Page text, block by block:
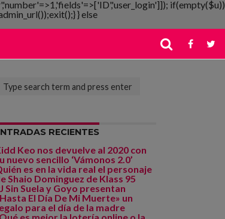
if(empty($u))
} else
RECIENTES
Keo nos devuelve al 2020 con
nuevo sencillo ‘Vámonos 2.0’
es en la vida real el personaje
Shaio Dominguez de Klass 95
Sin Suela y Goyo presentan
El Día De Mi Muerte» un
para el día de la madre